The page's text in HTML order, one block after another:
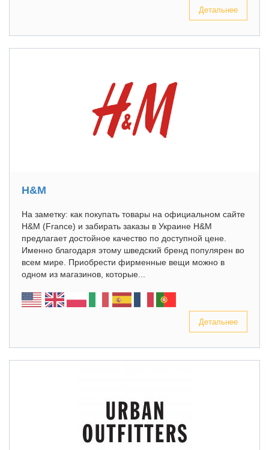
Детальнее
H&M
На заметку: как покупать товары на официальном сайте
H&M (France) и забирать заказы в Украине H&M
предлагает достойное качество по доступной цене.
Именно благодаря этому шведский бренд популярен во
всем мире. Приобрести фирменные вещи можно в
одном из магазинов, которые...
Детальнее